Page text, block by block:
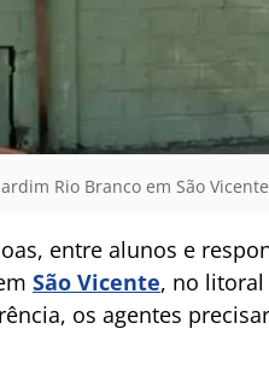
Rio Branco em São Vicente
entre alunos e
São Vicente, no litoral
os agentes